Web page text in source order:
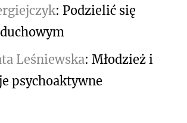
: Podzielić się
Leśniewska: Młodzież i
psychoaktywne